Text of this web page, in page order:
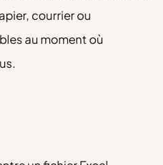
courrier ou
au moment où